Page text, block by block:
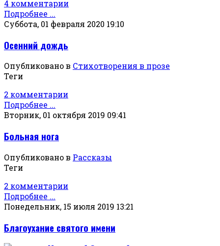
4 комментарии
Подробнее ...
Суббота, 01 февраля 2020 19:10
Осенний дождь
Опубликовано в Стихотворения в прозе
Теги
2 комментарии
Подробнее ...
Вторник, 01 октября 2019 09:41
Больная нога
Опубликовано в Рассказы
Теги
2 комментарии
Подробнее ...
Понедельник, 15 июля 2019 13:21
Благоухание святого имени